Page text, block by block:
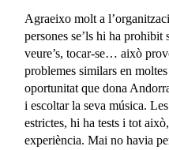
Agraeixo molt a
persones se’ls hi ha prohibit
veure’s, tocar-se… això
problemes similars en
oportunitat que dona
i escoltar la seva música.
estrictes, hi ha tests i tot
experiència. Mai no havia